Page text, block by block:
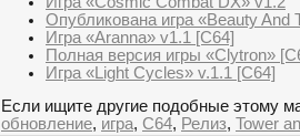
Опубликована игра «Beauty And
Игра «Aranna» v1.1 [C64]
Полная версия игры «Clytron»
Игра «Light Cycles» v.1.1 [C64]
Если ищите другие подобные этому
обновление, игра, C64, Релиз, Tower